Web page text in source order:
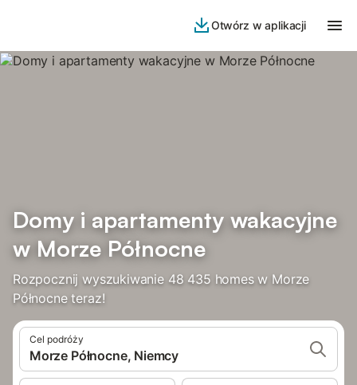
Otwórz w aplikacji
Domy i apartamenty wakacyjne
w Morze Północne
Rozpocznij wyszukiwanie 48 435 homes w Morze
Północne teraz!
Cel podróży
Morze Północne, Niemcy